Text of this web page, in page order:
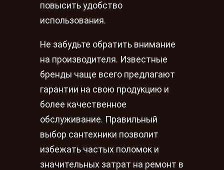
повысить удобство
использования.
Не забудьте обратить внимание
на производителя. Известные
бренды чаще всего предлагают
гарантии на свою продукцию и
более качественное
обслуживание. Правильный
выбор сантехники позволит
избежать частых поломок и
значительных затрат на ремонт в